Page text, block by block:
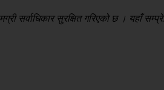
सुरक्षित गरिएको छ । यहाँ